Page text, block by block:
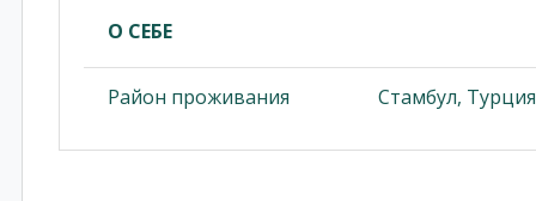
О СЕБЕ
Район проживания Стамбул, Турция